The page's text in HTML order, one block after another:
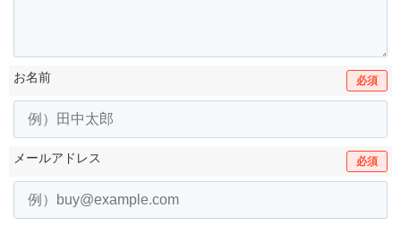
お名前 必須
メールアドレス 必須